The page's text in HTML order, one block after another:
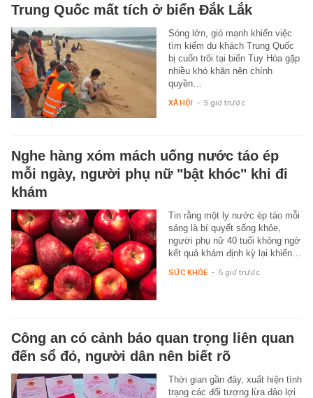
Trung Quốc mất tích ở biển Đắk Lắk
Sóng lớn, gió mạnh khiến việc
tìm kiếm du khách Trung Quốc
bị cuốn trôi tại biển Tuy Hòa gặp
nhiều khó khăn nên chính
quyền…
XÃ HỘI - 5 giờ trước
Nghe hàng xóm mách uống nước táo ép
mỗi ngày, người phụ nữ "bật khóc" khi đi
khám
Tin rằng một ly nước ép táo mỗi
sáng là bí quyết sống khỏe,
người phụ nữ 40 tuổi không ngờ
kết quả khám định kỳ lại khiến…
SỨC KHỎE - 5 giờ trước
Công an có cảnh báo quan trọng liên quan
đến sổ đỏ, người dân nên biết rõ
Thời gian gần đây, xuất hiện tình
trạng các đối tượng lừa đảo lợi